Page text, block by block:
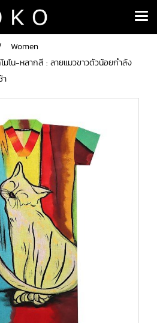
Women
โน-หลากสี : ลายแมวขาวตัวน้อยกำลัง
า